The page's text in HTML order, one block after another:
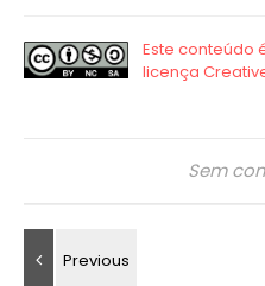
Sem